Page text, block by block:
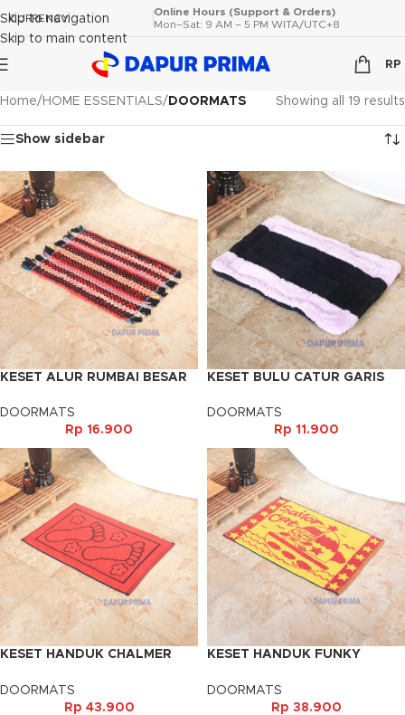
Skip to navigation
Skip to main content
CURRENCY
Online Hours (Support & Orders)
Mon–Sat: 9 AM – 5 PM WITA/UTC+8
RP
Home/ HOME ESSENTIALS/ DOORMATS Showing all 19 results
Show sidebar
KESET ALUR RUMBAI BESAR
DOORMATS
Rp 16.900
KESET BULU CATUR GARIS
DOORMATS
Rp 11.900
KESET HANDUK CHALMER
DOORMATS
Rp 43.900
KESET HANDUK FUNKY
DOORMATS
Rp 38.900